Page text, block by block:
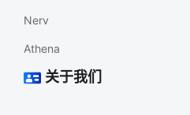
Nerv
Athena
关于我们